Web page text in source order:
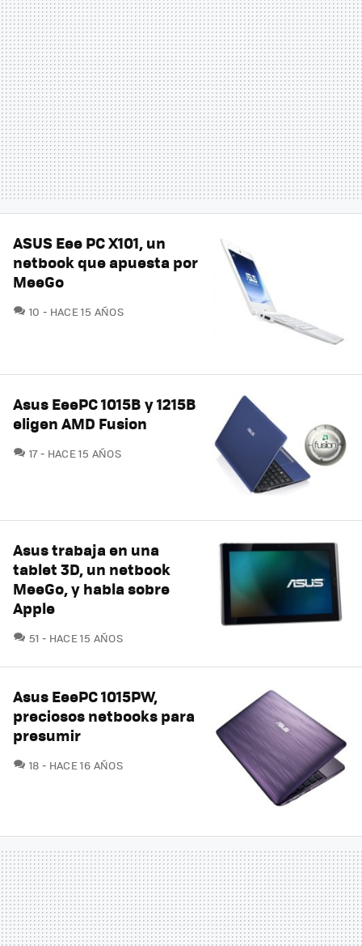
ASUS Eee PC X101, un
netbook que apuesta por
MeeGo
10 COMENTARIOS
HACE 15 AÑOS
Asus EeePC 1015B y 1215B
eligen AMD Fusion
17COMENTARIOS
HACE 15 AÑOS
Asus trabaja en una
tablet 3D, un netbook
MeeGo, y habla sobre
Apple
51 COMENTARIOS
HACE 15 AÑOS
Asus EeePC 1015PW,
preciosos netbooks para
presumir
18 COMENTARIOS
HACE 16 AÑOS